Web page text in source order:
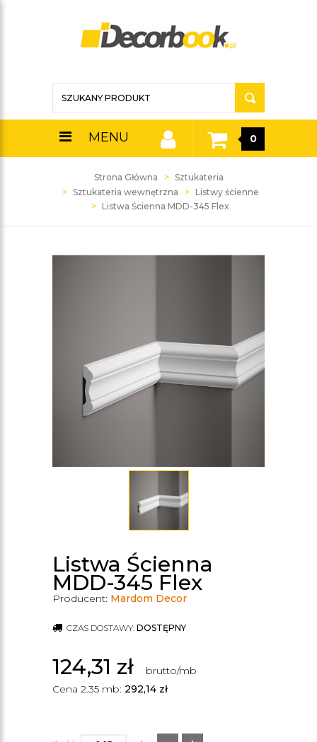
MENU 0
Strona Główna
Sztukateria
Sztukateria wewnętrzna
Listwy ścienne
Listwa Ścienna MDD-345 Flex
Listwa Ścienna
MDD-345 Flex
Producent: Mardom Decor
CZAS DOSTAWY: DOSTĘPNY
124,31 zł
brutto/mb
Cena 2.35 mb: 292,14 zł